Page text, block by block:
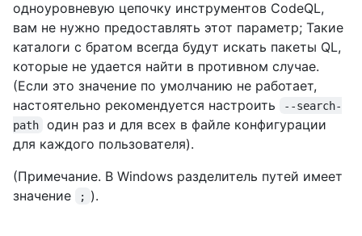
одноуровневую цепочку инструментов CodeQL,
вам не нужно предоставлять этот параметр; Такие
каталоги с братом всегда будут искать пакеты QL,
которые не удается найти в противном случае.
(Если это значение по умолчанию не работает,
настоятельно рекомендуется настроить
--search-
path
один раз и для всех в файле конфигурации
для каждого пользователя).
(Примечание. В Windows разделитель путей имеет
значение
; ).